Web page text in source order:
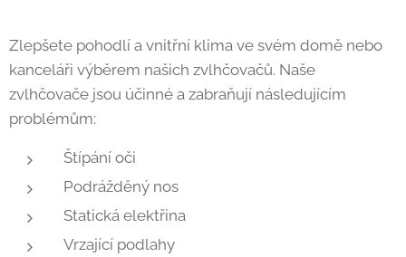
Zlepšete pohodlí a vnitřní klima ve svém domě nebo
kanceláři výběrem našich zvlhčovačů. Naše
zvlhčovače jsou účinné a zabraňují následujícím
problémům:
Štípání oči
Podrážděný nos
Statická elektřina
Vrzající podlahy